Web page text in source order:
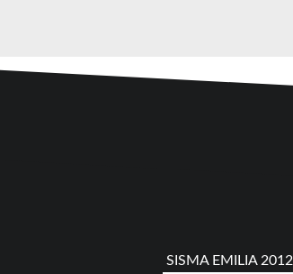
SISMA EMILIA 2012